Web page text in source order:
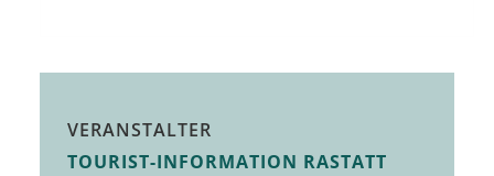
VERANSTALTER
TOURIST-INFORMATION RASTATT